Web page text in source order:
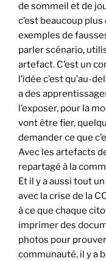
de sommeil et de
c’est beaucoup
exemples de
parler scénario,
artefact. C’est un
l’idée c’est qu’au-
a des
l’exposer, pour la
vont être fier,
demander ce que
Avec les artefacts
repartagé à la
Et il y a aussi tout
avec la crise de la
à ce que chaque
imprimer des
photos pour
communauté, il y a